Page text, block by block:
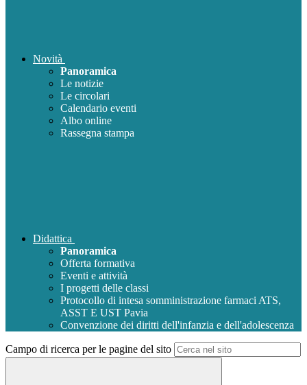
Novità
Panoramica
Le notizie
Le circolari
Calendario eventi
Albo online
Rassegna stampa
Didattica
Panoramica
Offerta formativa
Eventi e attività
I progetti delle classi
Protocollo di intesa somministrazione farmaci ATS,
ASST E UST Pavia
Convenzione dei diritti dell'infanzia e dell'adolescenza
Campo di ricerca per le pagine del sito